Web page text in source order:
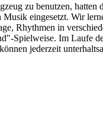
zu benutzen,
eingesetzt. Wir
Rhythmen in
Spielweise. Im Laufe
jederzeit